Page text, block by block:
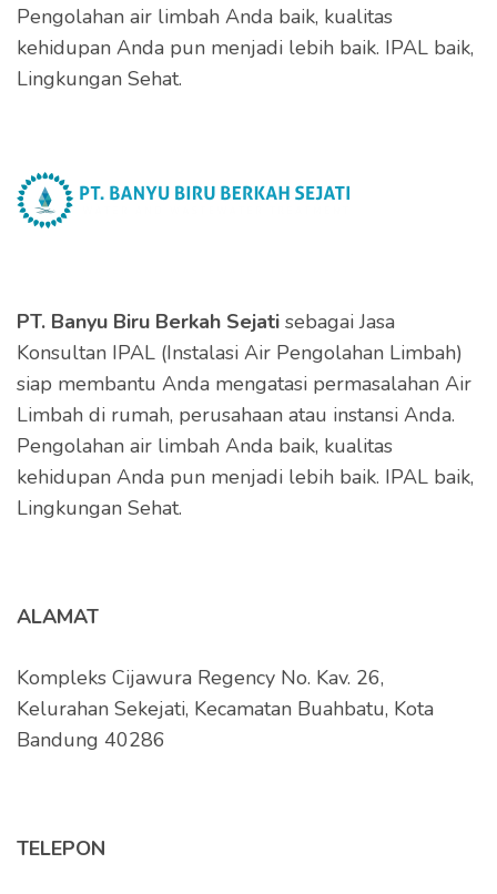
Pengolahan air limbah Anda baik, kualitas
kehidupan Anda pun menjadi lebih baik. IPAL baik,
Lingkungan Sehat.
PT. Banyu Biru Berkah Sejati sebagai Jasa
Konsultan IPAL (Instalasi Air Pengolahan Limbah)
siap membantu Anda mengatasi permasalahan Air
Limbah di rumah, perusahaan atau instansi Anda.
Pengolahan air limbah Anda baik, kualitas
kehidupan Anda pun menjadi lebih baik. IPAL baik,
Lingkungan Sehat.
ALAMAT
Kompleks Cijawura Regency No. Kav. 26,
Kelurahan Sekejati, Kecamatan Buahbatu, Kota
Bandung 40286
TELEPON